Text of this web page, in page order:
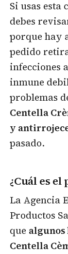
Si usas
debes
porque hay
pedido
infecciones
inmune
problemas
Centella
y
pasado.
¿Cuál es el
La Agencia
Productos
que
Centella